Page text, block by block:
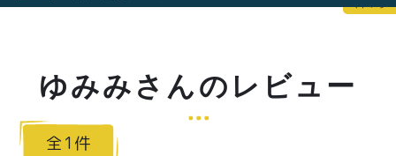
注文履歴 会員登録情報 ポイント
ゆみみさんのレビュー
1